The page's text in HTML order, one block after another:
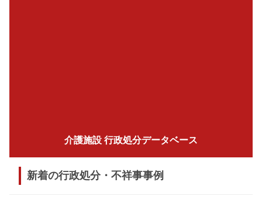
介護施設 行政処分データベース
新着の行政処分・不祥事事例